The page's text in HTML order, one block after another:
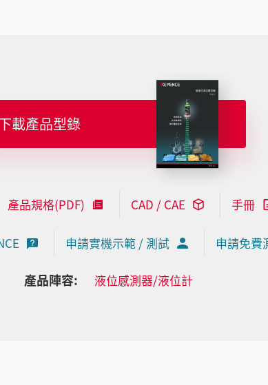
載產品型錄
產品規格(PDF) CAD / CAE 手冊
申請實機示範 / 測試 申請免費
產品陣容: 液位感測器/液位計